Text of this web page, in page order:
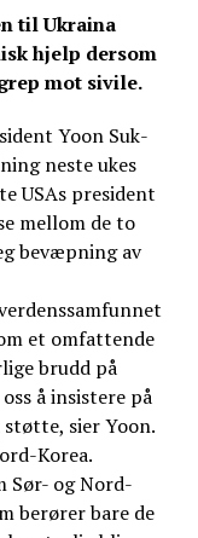
til Ukraina
hjelp dersom
mot sivile.
Yoon Suk-
neste ukes
USAs president
mellom de to
bevæpning av
et omfattende
brudd på
å insistere på
sier Yoon.
Korea.
Sør- og Nord-
berører bare de